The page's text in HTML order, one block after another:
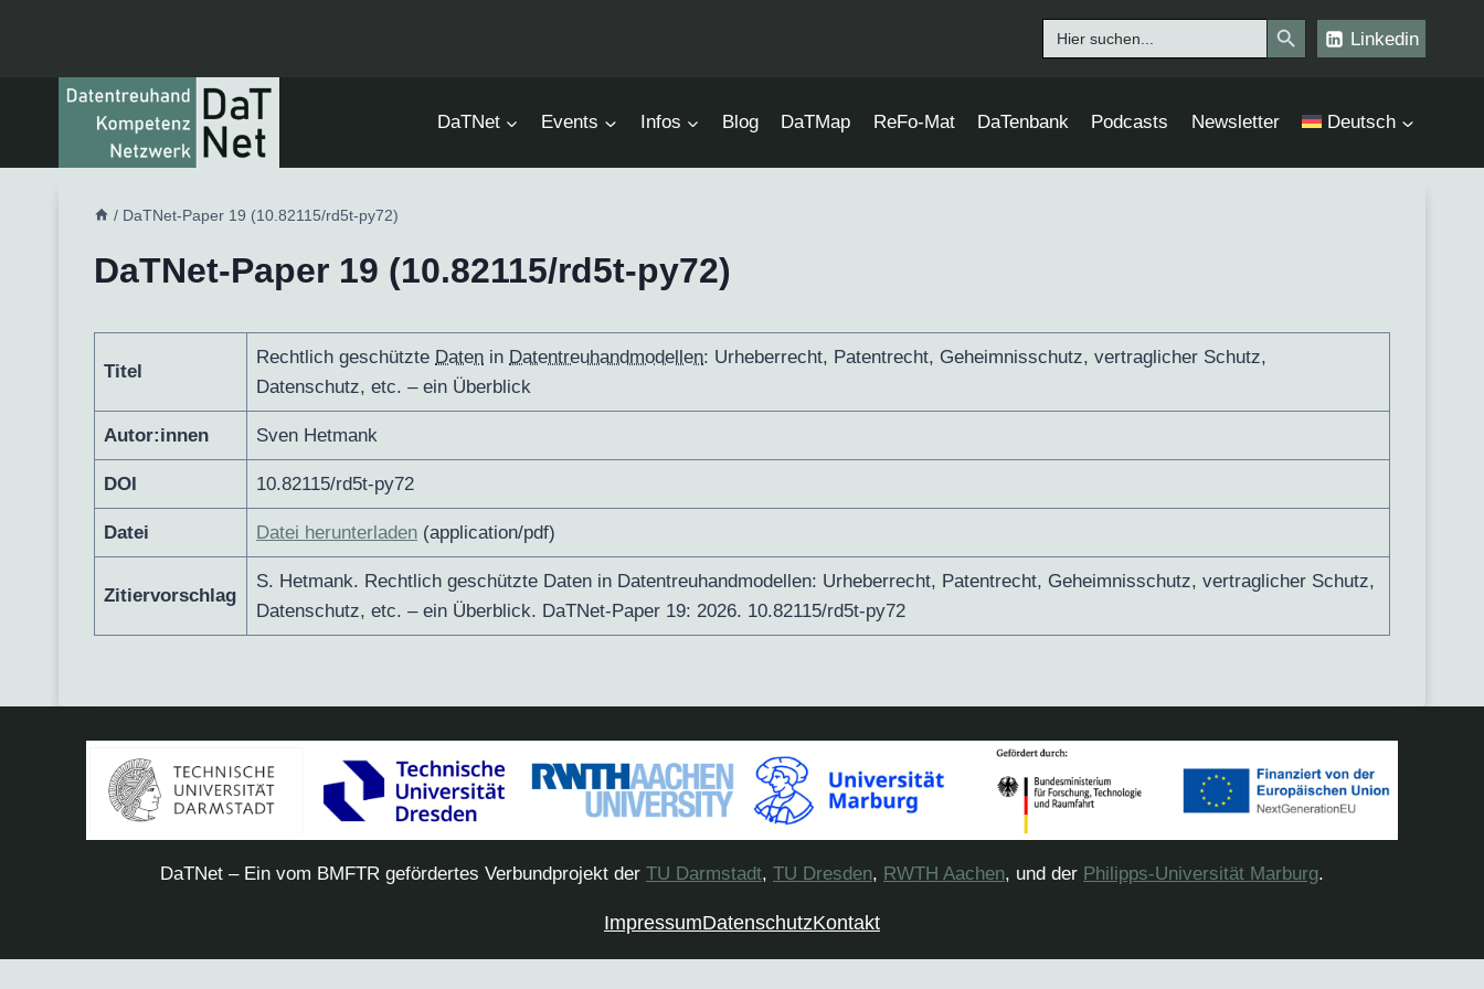
springen
Search
for:
Search Button
Linkedin
DaTNet Events Infos Blog DaTMap ReFo-Mat DaTenbank Podcasts Newsletter Deutsch
/ DaTNet-Paper 19 (10.82115/rd5t-py72)
DaTNet-Paper 19 (10.82115/rd5t-py72)
Titel
Rechtlich geschützte Daten in Datentreuhandmodellen: Urheberrecht, Patentrecht, Geheimnisschutz, vertraglicher Schutz,
Datenschutz, etc. – ein Überblick
Autor:innen Sven Hetmank
DOI 10.82115/rd5t-py72
Datei Datei herunterladen (application/pdf)
Zitiervorschlag
S. Hetmank. Rechtlich geschützte Daten in Datentreuhandmodellen: Urheberrecht, Patentrecht, Geheimnisschutz, vertraglicher Schutz,
Datenschutz, etc. – ein Überblick. DaTNet-Paper 19: 2026. 10.82115/rd5t-py72
DaTNet – Ein vom BMFTR gefördertes Verbundprojekt der TU Darmstadt, TU Dresden, RWTH Aachen, und der Philipps-Universität Marburg.
ImpressumDatenschutzKontakt